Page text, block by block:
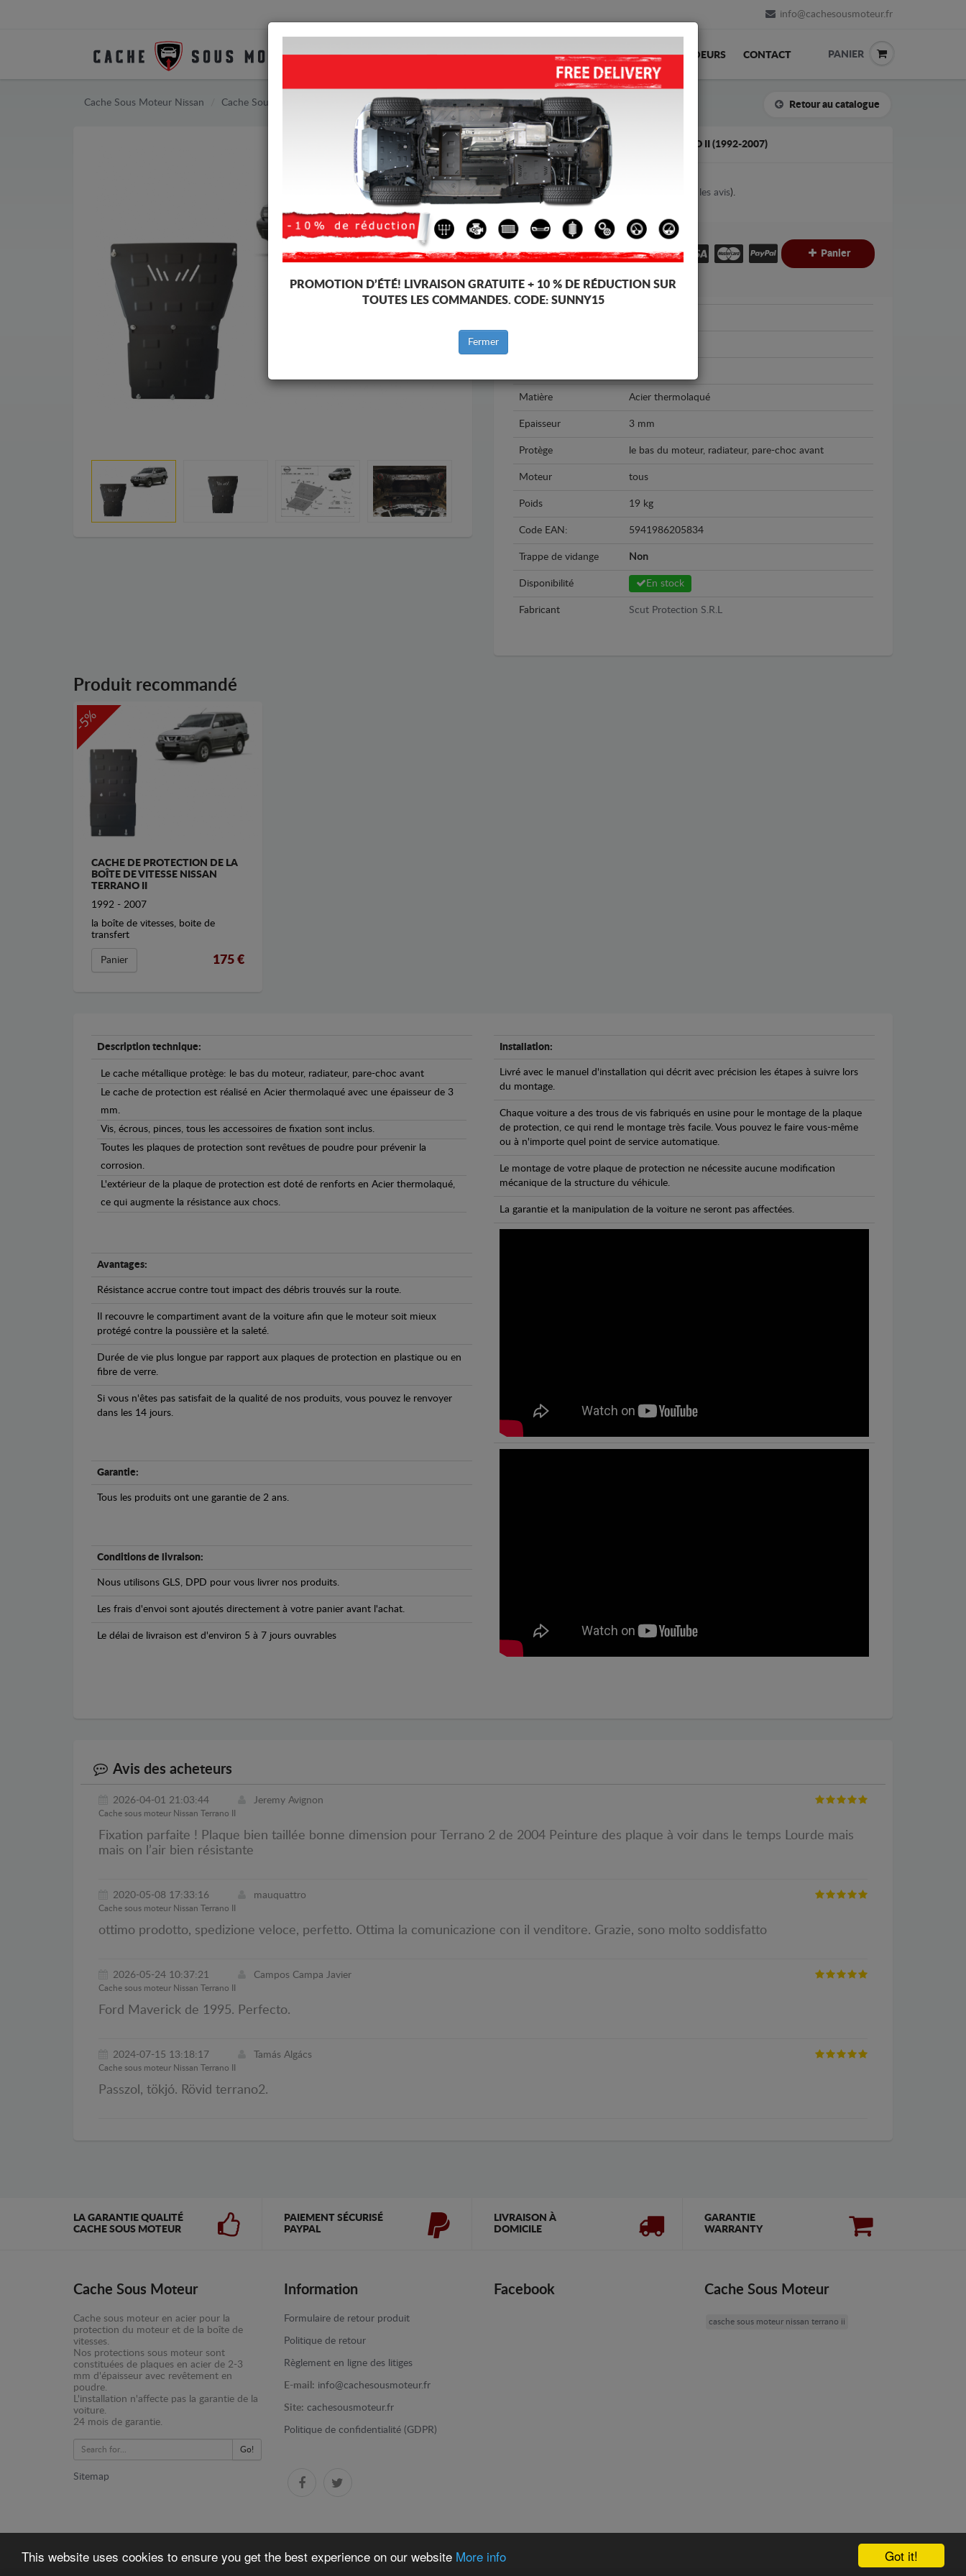
Got it!
This website uses cookies to ensure you get the best experience on our website More info
info@cachesousmoteur.fr
PROTECTION ACCUEIL LIVRAISON AVIS REVENDEURS CONTACT PANIER
Cache Sous Moteur Nissan Cache Sous Moteur Nissan Terrano Retour au catalogue
CACHE SOUS MOTEUR NISSAN TERRANO II (1992-2007)
5.00 out of5stars based on Voir les avis).
Code d'article: 16.120
215 €
208€ Panier
Matière Acier thermolaqué
Epaisseur 3 mm
Protège le bas du moteur, radiateur, pare-choc avant
Moteur tous
Poids 19 kg
Code EAN: 5941986205834
Trappe de vidange Non
Disponibilité En stock
Fabricant Scut Protection S.R.L
Produit recommandé
-5%
CACHE DE PROTECTION DE LA
BOÎTE DE VITESSE NISSAN
TERRANO II
1992 - 2007
la boîte de vitesses, boite de
transfert
Panier 175 €
Description technique:
Le cache métallique protège: le bas du moteur, radiateur, pare-choc avant
Le cache de protection est réalisé en Acier thermolaqué avec une épaisseur de 3
mm.
Vis, écrous, pinces, tous les accessoires de fixation sont inclus.
Toutes les plaques de protection sont revêtues de poudre pour prévenir la
corrosion.
L'extérieur de la plaque de protection est doté de renforts en Acier thermolaqué,
ce qui augmente la résistance aux chocs.
Avantages:
Résistance accrue contre tout impact des débris trouvés sur la route.
Il recouvre le compartiment avant de la voiture afin que le moteur soit mieux
protégé contre la poussière et la saleté.
Durée de vie plus longue par rapport aux plaques de protection en plastique ou en
fibre de verre.
Si vous n'êtes pas satisfait de la qualité de nos produits, vous pouvez le renvoyer
dans les 14 jours.
Garantie:
Tous les produits ont une garantie de 2 ans.
Conditions de livraison:
Nous utilisons GLS, DPD pour vous livrer nos produits.
Les frais d'envoi sont ajoutés directement à votre panier avant l'achat.
Le délai de livraison est d'environ 5 à 7 jours ouvrables
Installation:
Livré avec le manuel d'installation qui décrit avec précision les étapes à suivre lors
du montage.
Chaque voiture a des trous de vis fabriqués en usine pour le montage de la plaque
de protection, ce qui rend le montage très facile. Vous pouvez le faire vous-même
ou à n'importe quel point de service automatique.
Le montage de votre plaque de protection ne nécessite aucune modification
mécanique de la structure du véhicule.
La garantie et la manipulation de la voiture ne seront pas affectées.
Avis des acheteurs
2026-04-01 21:03:44 Jeremy Avignon
Cache sous moteur Nissan Terrano II
Fixation parfaite ! Plaque bien taillée bonne dimension pour Terrano 2 de 2004 Peinture des plaque à voir dans le temps Lourde mais
mais on l’air bien résistante
2020-05-08 17:33:16 mauquattro
Cache sous moteur Nissan Terrano II
ottimo prodotto, spedizione veloce, perfetto. Ottima la comunicazione con il venditore. Grazie, sono molto soddisfatto
2026-05-24 10:37:21 Campos Campa Javier
Cache sous moteur Nissan Terrano II
Ford Maverick de 1995. Perfecto.
2024-07-15 13:18:17 Tamás Algács
Cache sous moteur Nissan Terrano II
Passzol, tökjó. Rövid terrano2.
LA GARANTIE QUALITÉ
CACHE SOUS MOTEUR
PAIEMENT SÉCURISÉ
PAYPAL
LIVRAISON À
DOMICILE
GARANTIE
WARRANTY
Cache Sous Moteur
Cache sous moteur en acier pour la
protection du moteur et de la boîte de
vitesses.
Nos protections sous moteur sont
constituées de plaques en acier de 2-3
mm d'épaisseur avec revêtement en
poudre.
L'installation n'affecte pas la garantie de la
voiture.
24 mois de garantie.
Go!
Sitemap
Information
Formulaire de retour produit
Politique de retour
Règlement en ligne des litiges
E-mail: info@cachesousmoteur.fr
Site: cachesousmoteur.fr
Politique de confidentialité (GDPR)
Facebook Cache Sous Moteur
casche sous moteur nissan terrano ii
PROMOTION D’ÉTÉ! LIVRAISON GRATUITE + 10 % DE RÉDUCTION SUR
TOUTES LES COMMANDES. CODE: SUNNY15
Fermer